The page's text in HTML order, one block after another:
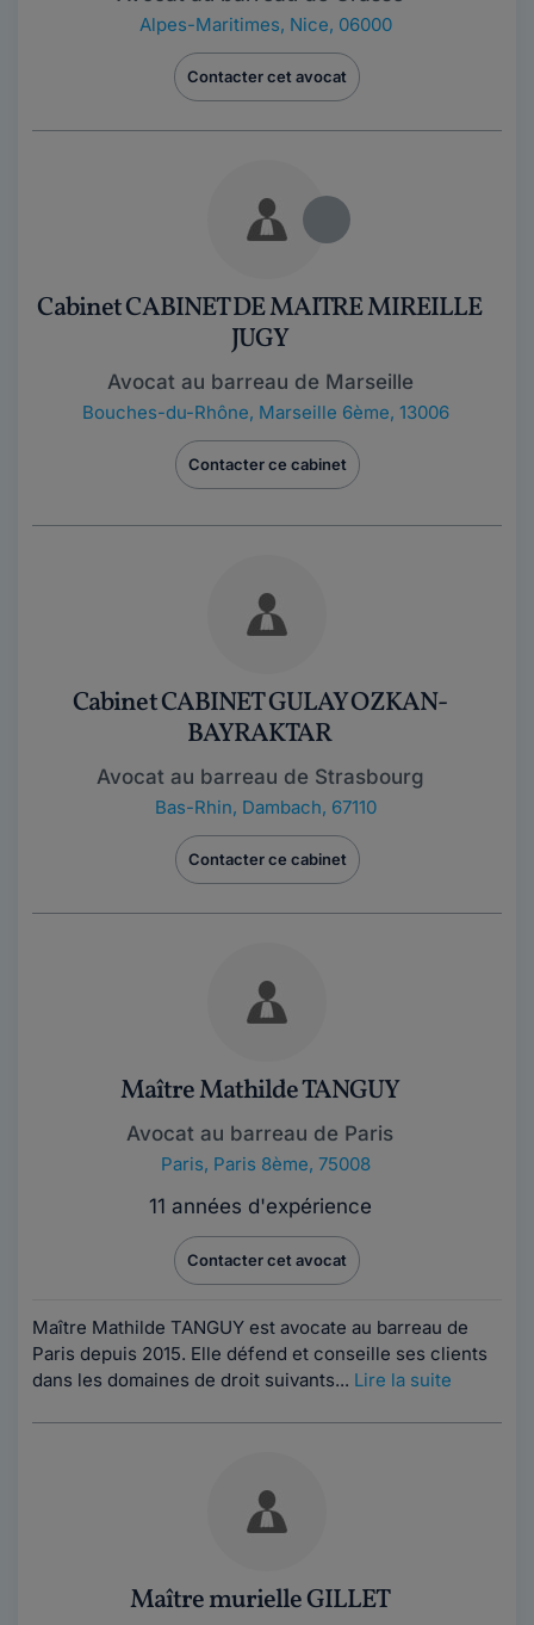
Alpes-Maritimes, Nice, 06000
Contacter cet avocat
Cabinet CABINET DE MAITRE MIREILLE
JUGY
Avocat au barreau de Marseille
Bouches-du-Rhône, Marseille 6ème, 13006
Contacter ce cabinet
Cabinet CABINET GULAY OZKAN-
BAYRAKTAR
Avocat au barreau de Strasbourg
Bas-Rhin, Dambach, 67110
Contacter ce cabinet
Maître Mathilde TANGUY
Avocat au barreau de Paris
Paris, Paris 8ème, 75008
11 années d'expérience
Contacter cet avocat
Maître Mathilde TANGUY est avocate au barreau de
Paris depuis 2015. Elle défend et conseille ses clients
dans les domaines de droit suivants... Lire la suite
Maître murielle GILLET